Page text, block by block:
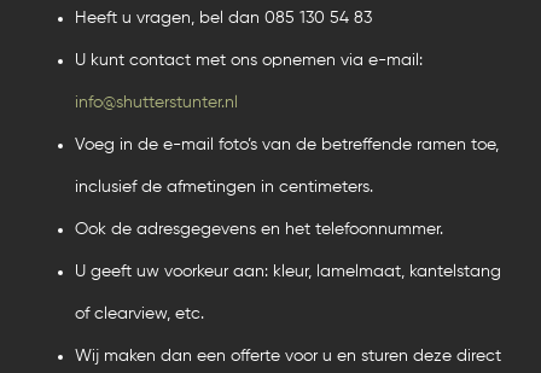
Heeft u vragen, bel dan 085 130 54 83
U kunt contact met ons opnemen via e-mail:
info@shutterstunter.nl
Voeg in de e-mail foto’s van de betreffende ramen toe,
inclusief de afmetingen in centimeters.
Ook de adresgegevens en het telefoonnummer.
U geeft uw voorkeur aan: kleur, lamelmaat, kantelstang
of clearview, etc.
Wij maken dan een offerte voor u en sturen deze direct